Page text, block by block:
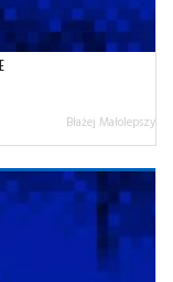
Błażej Małolepszy